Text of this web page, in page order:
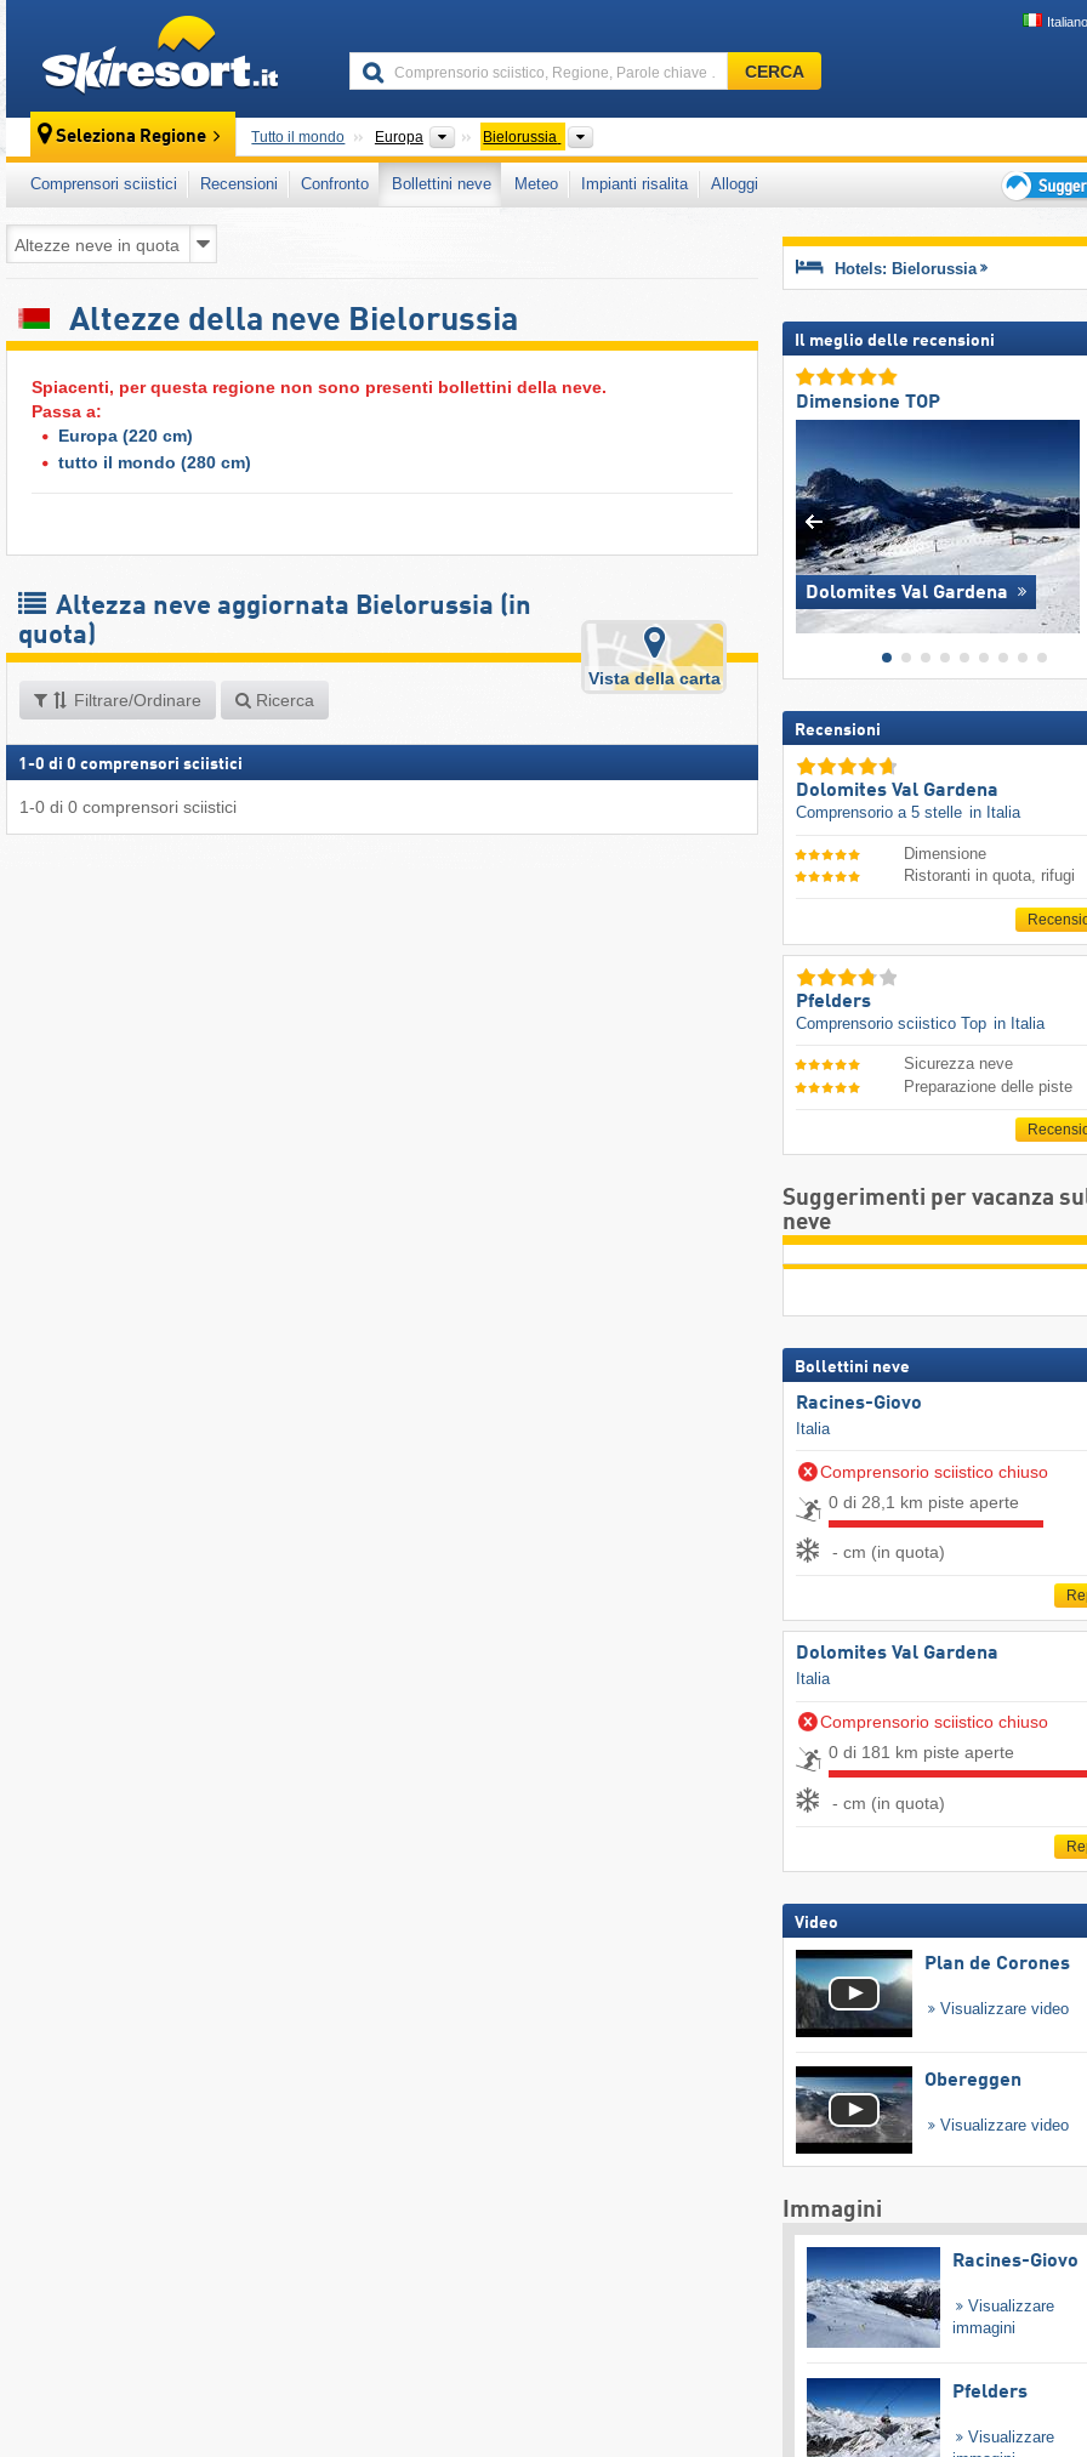
Italiano
Comprensorio
sciistico,
chiave
…
CERCA
Seleziona Regione Tutto il mondo Europa Continenti
Bielorussia
Comprensori sciistici Recensioni Confronto Bollettini neve Meteo Impianti risalita
Alloggi
per
Altezze della neve Bielorussia
Spiacenti, per questa regione non sono presenti bollettini della neve.
Passa a:
Europa (220 cm)
tutto il mondo (280 cm)
Altezza neve aggiornata Bielorussia (in
quota)
Filtrare/Ordinare Ricerca
Vista della carta
1 -0 di 0 comprensori sciistici
1-0 di 0 comprensori sciistici
Hotels: Bielorussia
Il meglio delle recensioni
Dimensione TOP
Dolomites Val Gardena
Recensioni
Dolomites Val Gardena
Comprensorio a 5 stelle in Italia
Dimensione
Ristoranti in quota, rifugi
Pfelders
Comprensorio sciistico Top in Italia
Sicurezza neve
Preparazione delle piste
Suggerimenti per vacanza
neve
Bollettini neve
Racines-Giovo
Italia
Comprensorio sciistico chiuso
0 di 28,1 km piste aperte
- cm (in quota)
Dolomites Val Gardena
Italia
Comprensorio sciistico chiuso
0 di 181 km piste aperte
- cm (in quota)
Video
Plan de Corones
Visualizzare video
Obereggen
Visualizzare video
Immagini
Racines-Giovo
Visualizzare
immagini
Pfelders
Visualizzare